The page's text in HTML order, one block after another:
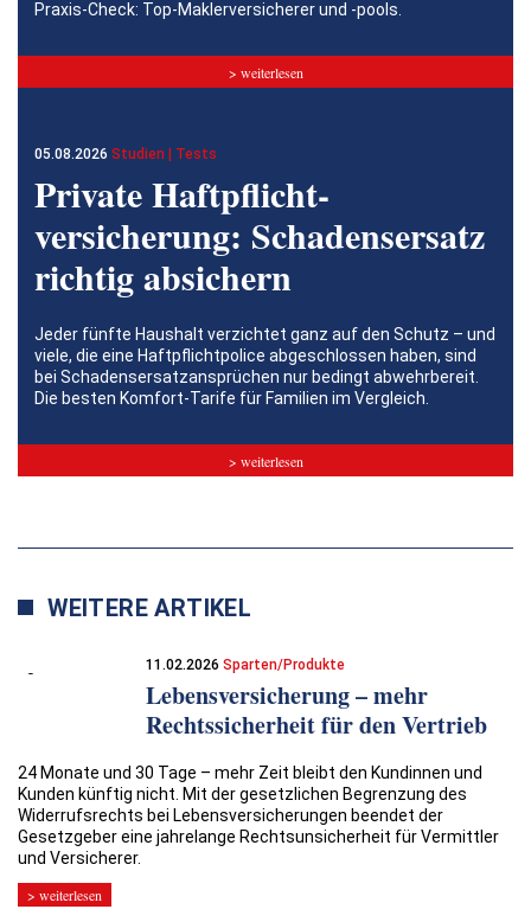
Praxis-Check: Top-Maklerversicherer und -pools.
> weiterlesen
05.08.2026 Studien | Tests
Private Haftpflicht­
versicherung: Schadensersatz
richtig absichern
Jeder fünfte Haushalt verzichtet ganz auf den Schutz – und
viele, die eine Haftpflichtpolice abgeschlossen haben, sind
bei Schadensersatzansprüchen nur bedingt abwehrbereit.
Die besten Komfort-Tarife für Familien im Vergleich.
> weiterlesen
WEITERE ARTIKEL
11.02.2026Sparten/Produkte
Lebensversicherung – mehr
Rechtssicherheit für den Vertrieb
24 Monate und 30 Tage – mehr Zeit bleibt den Kundinnen und
Kunden künftig nicht. Mit der gesetzlichen Begrenzung des
Widerrufsrechts bei Lebensversicherungen beendet der
Gesetzgeber eine jahrelange Rechtsunsicherheit für Vermittler
und Versicherer.
> weiterlesen